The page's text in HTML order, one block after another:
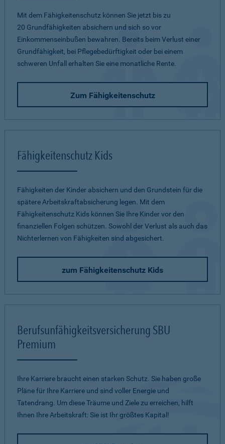
Mit dem Fähigkeitenschutz können Sie jetzt bis zu
20 Grundfähigkeiten absichern und sich so vor
Einkommenseinbußen bewahren. Bereits beim Verlust einer
Grundfähigkeit, bei Pflegebedürftigkeit oder bei einem
schweren Unfall erhalten Sie eine monatliche Rente.
Zum Fähigkeitenschutz
Fähigkeitenschutz Kids
Fähigkeiten der Kinder absichern und den Grundstein für die
spätere Arbeitskraftabsicherung legen. Mit dem
Fähigkeitenschutz Kids können Sie Ihre Kinder vor den
finanziellen Folgen schützen. Sowohl der Verlust als auch das
Nichterlernen von Fähigkeiten sind abgesichert.
zum Fähigkeitenschutz Kids
Berufsunfähigkeitsversicherung SBU
Premium
Ihre Karriere braucht einen starken Schutz. Sie haben große
Pläne für Ihre Karriere und sind voller Energie und
Tatendrang. Um diese Träume und Ziele zu erreichen, hilft
Ihnen Ihre Arbeitskraft: Sie ist Ihr größtes Kapital!